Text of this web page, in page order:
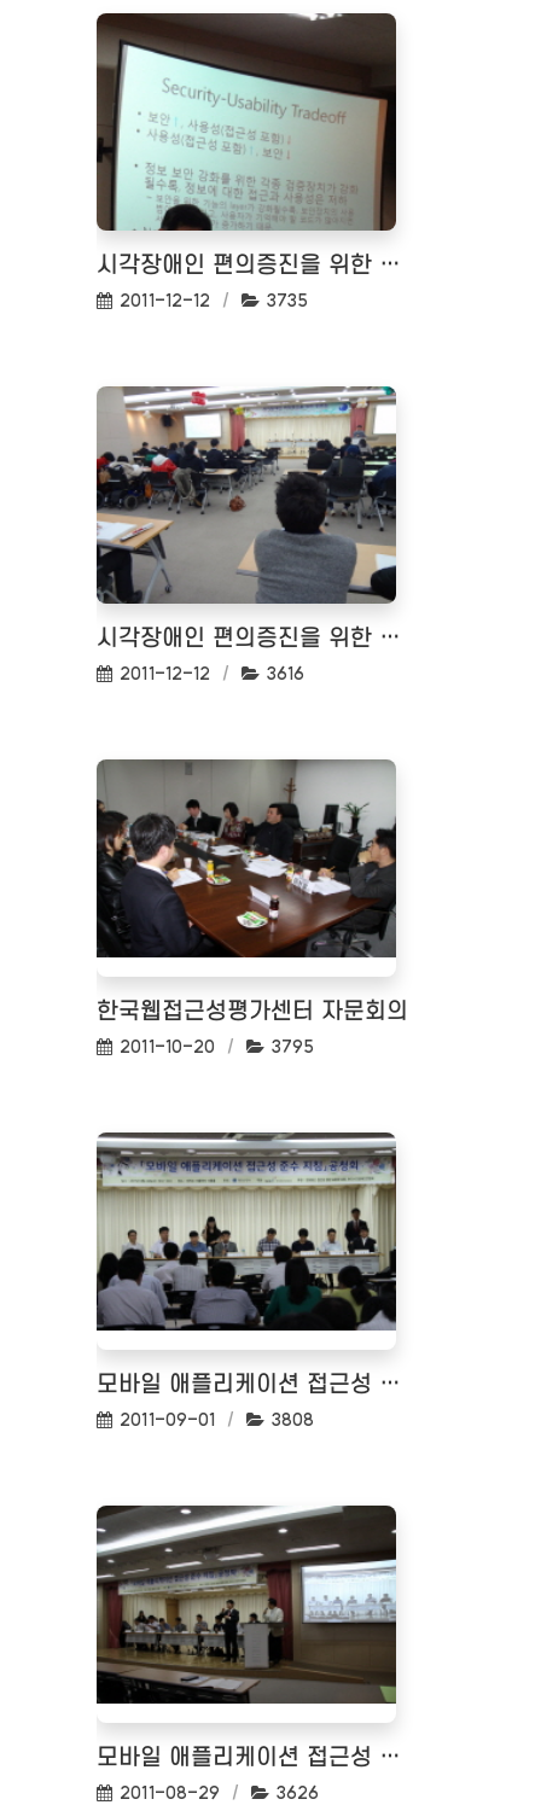
시각장애인 편의증진을 위한 토론회 02 <2011-12-07>
작성일:
2011-12-12 조회수:
3735
시각장애인 편의증진을 위한 토론회 01 <2011-12-07>
작성일:
2011-12-12 조회수:
3616
한국웹접근성평가센터 자문회의
작성일:
2011-10-20 조회수:
3795
모바일 애플리케이션 접근성 준수 지침 공청회
작성일:
2011-09-01 조회수:
3808
모바일 애플리케이션 접근성 준수 지침 공청회
작성일:
2011-08-29 조회수:
3626